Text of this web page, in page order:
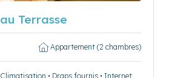
Terrasse
Appartement (2 chambres)
Climatisation • Draps fournis • Internet